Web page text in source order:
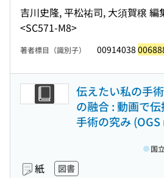
吉川史隆, 平松祐司, 大須賀穣 編
<SC571-M8>
著者標目（識別子） 00914038
伝えたい私の手
の融合 : 動画で
手術の究み
紙 図書
国